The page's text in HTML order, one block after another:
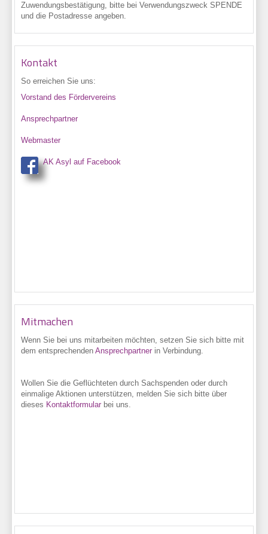
Zuwendungsbestätigung, bitte bei Verwendungszweck SPENDE
und die Postadresse angeben.
Kontakt
So erreichen Sie uns:
Vorstand des Fördervereins
Ansprechpartner
Webmaster
AK Asyl auf Facebook
Mitmachen
Wenn Sie bei uns mitarbeiten möchten, setzen Sie sich bitte mit
dem entsprechendenAnsprechpartner in Verbindung.
Wollen Sie die Geflüchteten durch Sachspenden oder durch
einmalige Aktionen unterstützen, melden Sie sich bitte über
dieses Kontaktformular bei uns.